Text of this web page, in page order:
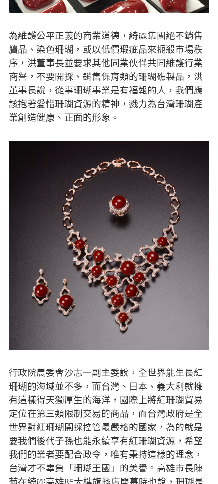
為維護公平正義的商業道德，綺麗集團絕不銷售
贗品、染色珊瑚，或以低價瑕疵品來扼殺市場秩
序，洪董事長並要求其他同業伙伴共同維護行業
商譽，不要開採、銷售保育類的珊瑚礁製品，洪
董事長說，從事珊瑚事業是有福報的人，我們應
該抱著愛惜珊瑚資源的精神，戮力為台灣珊瑚產
業創造健康、正面的形象。
行政院農委會沙志一副主委說，全世界能生長紅
珊瑚的海域並不多，而台灣、日本、義大利就擁
有這樣得天獨厚生的海洋，國際上將紅珊瑚貿易
定位在第三類限制交易的商品，而台灣政府是全
世界對紅珊瑚開採控管最嚴格的國家，為的就是
要我們後代子孫也能永續享有紅珊瑚資源，希望
我們的業者要配合政令，唯有秉持這樣的理念，
台灣才不辜負「珊瑚王國」的美譽。高雄市長陳